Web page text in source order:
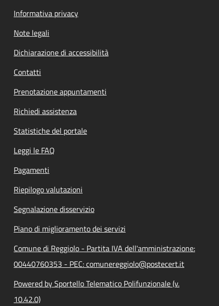
Informativa privacy
Note legali
Dichiarazione di accessibilità
Contatti
Prenotazione appuntamenti
Richiedi assistenza
Statistiche del portale
Leggi le FAQ
Pagamenti
Riepilogo valutazioni
Segnalazione disservizio
Piano di miglioramento dei servizi
Comune di Reggiolo - Partita IVA dell'amministrazione:
00440760353 - PEC: comunereggiolo@postecert.it
Powered by Sportello Telematico Polifunzionale (v.
10.42.0)